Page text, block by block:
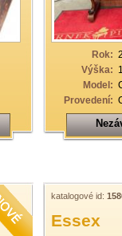
Rok:
Výška:
Model:
Provedení:
katalogové id:
Essex